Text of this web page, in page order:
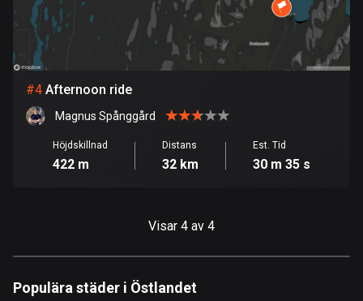
Burkina Faso
2 rutter
Chile
590 rutter
Colombia
1349 rutter
149 rutter
Curaçao
#4 Afternoon ride
Magnus Spånggård
Höjdskillnad
422 m
Distans
32 km
Est. Tid
30 m 35 s
Visar 4 av 4
Populära städer i Östlandet